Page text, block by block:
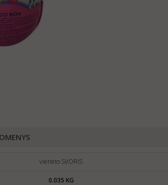
vieneto SVORIS
0.035 KG